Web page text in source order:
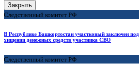
Закрыть
Следственный комитет РФ
В Республике Башкортостан участковый заключен
хищении денежных средств участника СВО
Следственный комитет РФ